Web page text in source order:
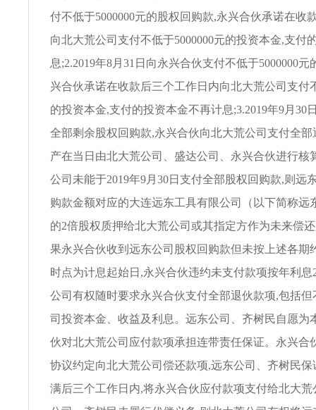
付不低于5000000元的股权回购款,永兴合伙承诺在收
向北大荒公司支付不低于5000000元的投资本金,支付
息;2.2019年8月31日向永兴合伙支付不低于5000000元
兴合伙承诺在收款后三个工作日内向北大荒公司支付
的投资本金,支付的投资本金不再计息;3.2019年9月30
全部剩余股权回购款,永兴合伙向北大荒公司支付全
产在当日由北大荒公司、盛达公司、永兴合伙进行核
公司未能于2019年9月30日支付全部股权回购款,则远
购款金额对应的大连远东工具有限公司（以下简称远
的2倍股权质押给北大荒公司或其指定方作为未来偿
果永兴合伙收到远东公司股权回购款但未按上述各期
时点为计息起始日,永兴合伙违约未支付款项按年利息
公司有权随时要求永兴合伙支付全部退伙款项,包括
司投资本金、收益及利息。远东公司、齐树民自愿为
伙对北大荒公司应付款项承担连带责任保证。永兴合
协议约定向北大荒公司偿还款项,远东公司、齐树民
满后三个工作日内,将永兴合伙应付款项支付给北大